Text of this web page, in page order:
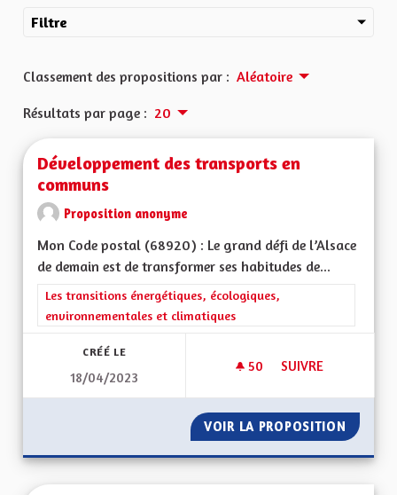
Filtre
Classement des propositions par : Aléatoire
Résultats par page : 20
Développement des transports en
communs
Proposition anonyme
Mon Code postal (68920) : Le grand défi de l’Alsace
de demain est de transformer ses habitudes de...
Filtrer les résultats de la catégorie : Les transitions
Les transitions énergétiques, écologiques,
environnementales et climatiques
CRÉÉ LE
18/04/2023
50 50 ABONNÉS
SUIVRE
VOIR LA PROPOSITION